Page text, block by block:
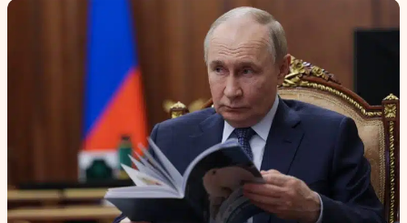
Saulės elektrinės
Kriptovaliutos
Migracija
Titulinis
Nedarbo išmokos skaičiuoklė
Indėliai
Indėlių skaičiuoklė
Būsto finansai
Įdomios naujienos